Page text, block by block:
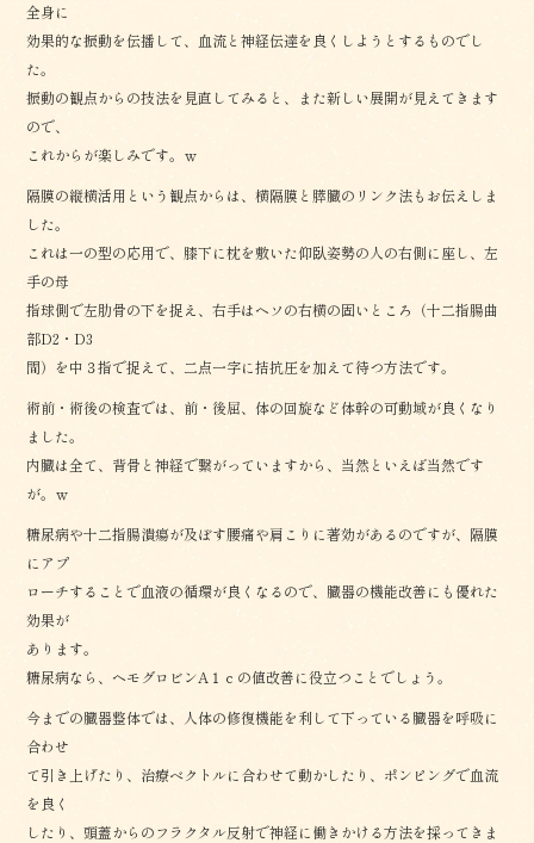
全身に
効果的な振動を伝播して、血流と神経伝達を良くしようとするものでし
た。
振動の観点からの技法を見直してみると、また新しい展開が見えてきます
ので、
これからが楽しみです。ｗ
隔膜の縦横活用という観点からは、横隔膜と膵臓のリンク法もお伝えしま
した。
これは一の型の応用で、膝下に枕を敷いた仰臥姿勢の人の右側に座し、左
手の母
指球側で左肋骨の下を捉え、右手はヘソの右横の固いところ（十二指腸曲
部D2・D3
間）を中３指で捉えて、二点一字に拮抗圧を加えて待つ方法です。
術前・術後の検査では、前・後屈、体の回旋など体幹の可動域が良くなり
ました。
内臓は全て、背骨と神経で繋がっていますから、当然といえば当然です
が。ｗ
糖尿病や十二指腸潰瘍が及ぼす腰痛や肩こりに著効があるのですが、隔膜
にアプ
ローチすることで血液の循環が良くなるので、臓器の機能改善にも優れた
効果が
あります。
糖尿病なら、ヘモグロビンA１ｃの値改善に役立つことでしょう。
今までの臓器整体では、人体の修復機能を利して下っている臓器を呼吸に
合わせ
て引き上げたり、治療ベクトルに合わせて動かしたり、ポンピングで血流
を良く
したり、頭蓋からのフラクタル反射で神経に働きかける方法を採ってきま